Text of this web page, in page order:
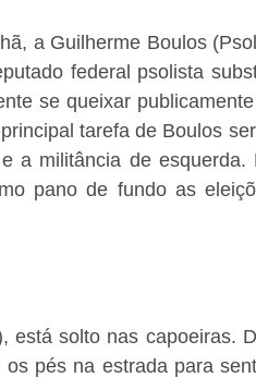
a Guilherme Boulos
federal psolista
se queixar
tarefa de Boulos
a militância de esquerda.
pano de fundo as
está solto nas capoeiras.
pés na estrada para